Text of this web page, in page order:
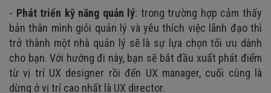
- Phát triển kỹ năng quản lý: trong trường hợp cảm thấy
bản thân mình giỏi quản lý và yêu thích việc lãnh đạo thì
trở thành một nhà quản lý sẽ là sự lựa chọn tối ưu dành
cho bạn. Với hướng đi này, bạn sẽ bắt đầu xuất phát điểm
từ vị trí UX designer rồi đến UX manager, cuối cùng là
dừng ở vị trí cao nhất là UX director.